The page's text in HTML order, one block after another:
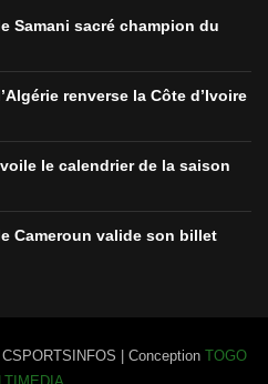
Samani sacré champion du
renverse la Côte d’Ivoire
le calendrier de la saison
Cameroun valide son billet
| Conception TOGO